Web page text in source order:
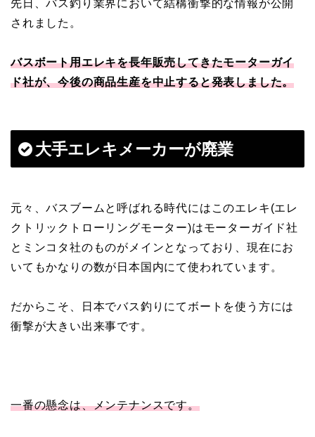
先日、バス釣り業界において結構衝撃的な情報が公開
されました。
バスボート用エレキを長年販売してきたモーターガイ
ド社が、今後の商品生産を中止すると発表しました。
大手エレキメーカーが廃業
元々、バスブームと呼ばれる時代にはこのエレキ(エレ
クトリックトローリングモーター)はモーターガイド社
とミンコタ社のものがメインとなっており、現在にお
いてもかなりの数が日本国内にて使われています。
だからこそ、日本でバス釣りにてボートを使う方には
衝撃が大きい出来事です。
一番の懸念は、メンテナンスです。